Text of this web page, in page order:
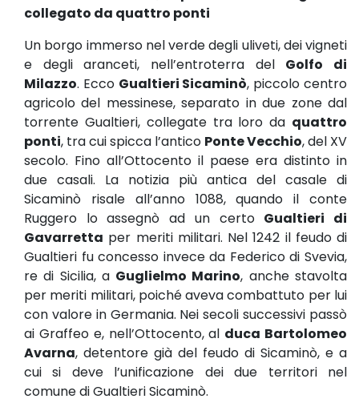
collegato da quattro ponti
Un borgo immerso nel verde degli uliveti, dei vigneti
e degli aranceti, nell’entroterra del Golfo di
Milazzo. Ecco Gualtieri Sicaminò, piccolo centro
agricolo del messinese, separato in due zone dal
torrente Gualtieri, collegate tra loro da quattro
ponti, tra cui spicca l’antico Ponte Vecchio, del XV
secolo. Fino all’Ottocento il paese era distinto in
due casali. La notizia più antica del casale di
Sicaminò risale all’anno 1088, quando il conte
Ruggero lo assegnò ad un certo Gualtieri di
Gavarretta per meriti militari. Nel 1242 il feudo di
Gualtieri fu concesso invece da Federico di Svevia,
re di Sicilia, a Guglielmo Marino, anche stavolta
per meriti militari, poiché aveva combattuto per lui
con valore in Germania. Nei secoli successivi passò
ai Graffeo e, nell’Ottocento, al duca Bartolomeo
Avarna, detentore già del feudo di Sicaminò, e a
cui si deve l’unificazione dei due territori nel
comune di Gualtieri Sicaminò.